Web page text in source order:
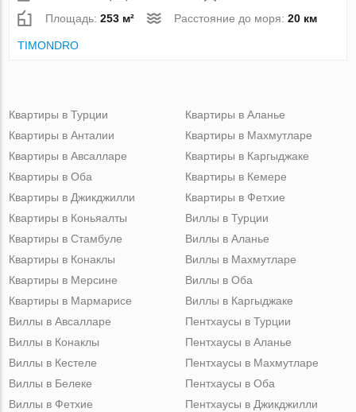
Площадь:253 м² Расстояние до моря:20 км
TIMONDRO
Квартиры в Турции
Квартиры в Анталии
Квартиры в Авсалларе
Квартиры в Оба
Квартиры в Джикджилли
Квартиры в Аланье
Квартиры в Махмутларе
Квартиры в Каргыджаке
Квартиры в Кемере
Квартиры в Фетхие
Квартиры в Коньяалты
Квартиры в Стамбуле
Квартиры в Конаклы
Квартиры в Мерсине
Квартиры в Мармарисе
Виллы в Турции
Виллы в Аланье
Виллы в Махмутларе
Виллы в Оба
Виллы в Каргыджаке
Виллы в Авсалларе
Виллы в Конаклы
Виллы в Кестеле
Виллы в Белеке
Виллы в Фетхие
Пентхаусы в Турции
Пентхаусы в Аланье
Пентхаусы в Махмутларе
Пентхаусы в Оба
Пентхаусы в Джикджилли